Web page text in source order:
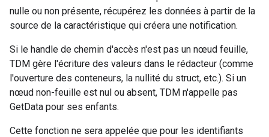
nulle ou non présente, récupérez les données à partir de la
source de la caractéristique qui créera une notification.
Si le handle de chemin d'accès n'est pas un nœud feuille,
TDM gère l'écriture des valeurs dans le rédacteur (comme
l'ouverture des conteneurs, la nullité du struct, etc.). Si un
nœud non-feuille est nul ou absent, TDM n'appelle pas
GetData pour ses enfants.
Cette fonction ne sera appelée que pour les identifiants